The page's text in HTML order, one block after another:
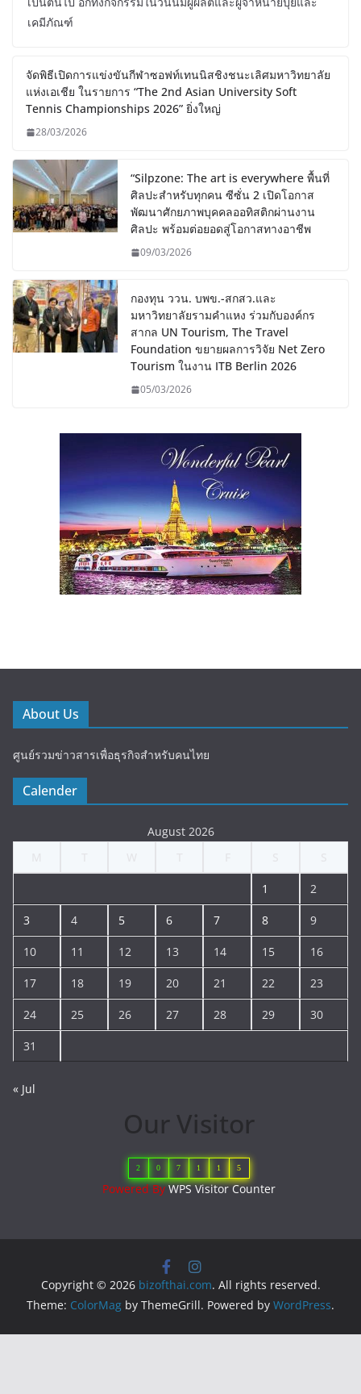
เคมีภัณฑ์
จัดพิธีเปิดการแข่งขันกีฬาซอฟท์เทนนิสชิงชนะเลิศมหาวิทยาลัย
แห่งเอเชีย ในรายการ “The 2nd Asian University Soft
Tennis Championships 2026” ยิ่งใหญ่
28/03/2026
“Silpzone: The art is everywhere พื้นที่
ศิลปะสำหรับทุกคน ซีซั่น 2 เปิดโอกาส
พัฒนาศักยภาพบุคคลออทิสติกผ่านงาน
ศิลปะ พร้อมต่อยอดสู่โอกาสทางอาชีพ
09/03/2026
กองทุน ววน. บพข.-สกสว.และ
มหาวิทยาลัยรามคำแหง ร่วมกับองค์กร
สากล UN Tourism, The Travel
Foundation ขยายผลการวิจัย Net Zero
Tourism ในงาน ITB Berlin 2026
05/03/2026
About Us
ศูนย์รวมข่าวสารเพื่อธุรกิจสำหรับคนไทย
Calender
August 2026
1 2
3 4 5 6 7 8 9
10 11 12 13 14 15 16
17 18 19 20 21 22 23
24 25 26 27 28 29 30
31
« Jul
Our Visitor
2 0 7 1 1 5
Powered ByWPS Visitor Counter
Copyright © 2026 bizofthai.com. All rights reserved.
Theme: ColorMag by ThemeGrill. Powered by WordPress.